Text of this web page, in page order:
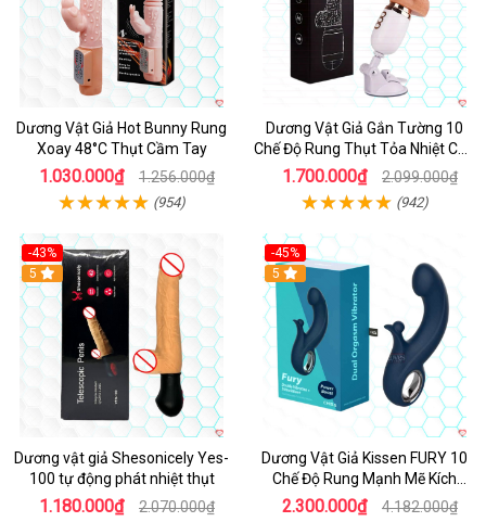
Dương Vật Giả Hot Bunny Rung
Xoay 48°C Thụt Cầm Tay
1.030.000₫ 1.256.000₫
(954)
Dương Vật Giả Gắn Tường 10
Chế Độ Rung Thụt Tỏa Nhiệt Cao
Cấp
1.700.000₫ 2.099.000₫
(942)
-43%
5
Dương vật giả Shesonicely Yes-
100 tự động phát nhiệt thụt
1.180.000₫ 2.070.000₫
-45%
Hot
5
Dương Vật Giả Kissen FURY 10
Chế Độ Rung Mạnh Mẽ Kích
Thích
2.300.000₫ 4.182.000₫